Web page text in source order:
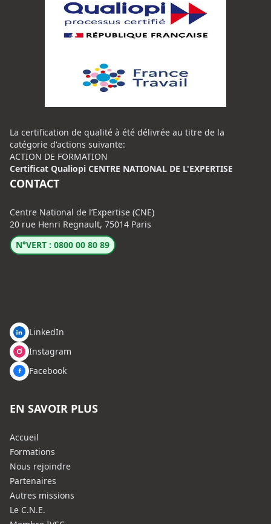
La certification de qualité à été délivrée au titre de la
catégorie d'actions suivante:
ACTION DE FORMATION
Certificat Qualiopi CENTRE NATIONAL DE L'EXPERTISE
CONTACT
Centre National de l’Expertise (CNE)
20 rue Henri Regnault, 75014 Paris
N°VERT : 0800 00 80 89
LinkedIn
Instagram
Facebook
EN SAVOIR PLUS
Accueil
Formations
Nous rejoindre
Partenaires
Autres missions
Le C.N.E.